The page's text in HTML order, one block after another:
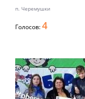
п. Черемушки
Голосов:4